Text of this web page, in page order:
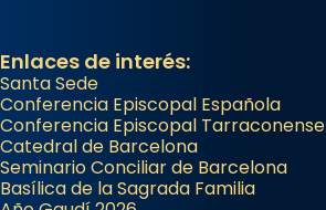
Enlaces de interés:
Santa Sede
Conferencia Episcopal Española
Conferencia Episcopal Tarraconense
Catedral de Barcelona
Seminario Conciliar de Barcelona
Basílica de la Sagrada Familia